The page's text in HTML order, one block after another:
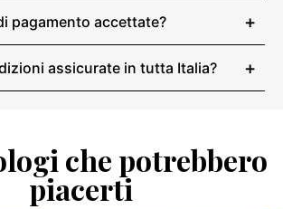
pagamento accettate? +
assicurate in tutta Italia? +
che potrebbero
piacerti